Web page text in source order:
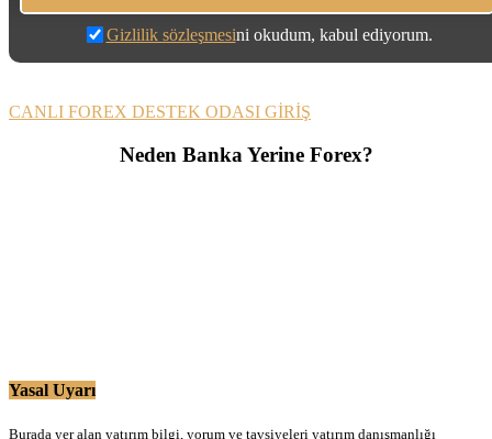
Gizlilik sözleşmesini okudum, kabul ediyorum.
CANLI FOREX DESTEK ODASI GİRİŞ
Neden Banka Yerine Forex?
Yasal Uyarı
Burada yer alan yatırım bilgi, yorum ve tavsiyeleri yatırım danışmanlığı